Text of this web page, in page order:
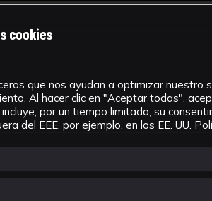
cookies
que nos ayudan a optimizar nuestro
Al hacer clic en "Aceptar todas",
por un tiempo limitado, su
del EEE, por ejemplo, en los EE. UU.